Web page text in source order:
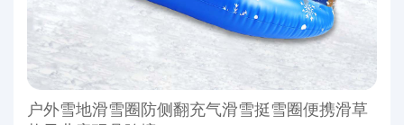
户外雪地滑雪圈防侧翻充气滑雪挺雪圈便携滑草